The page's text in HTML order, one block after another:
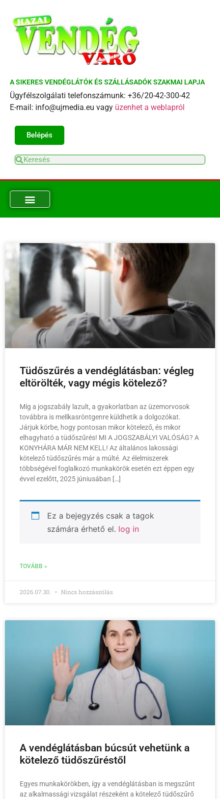
A SIKERES VENDÉGLÁTÓK ÉS SZÁLLÁSADÓK SZAKMAI LAPJA
Ügyfélszolgálati telefonszámunk: +36/20-42-300-42
E-mail: info@ujmedia.eu vagy üzenhet a weblapról
Belépés
Tüdőszűrés a vendéglátásban: végleg
eltörölték, vagy mégis kötelező?
Míg a jogszabály lazult, a gyakorlatban az üzemorvosok
továbbra is mellkasröntgenre küldhetik a dolgozókat.
Járjuk körbe, hogy pontosan mikor kötelező, és mikor
elhagyható a tüdőszűrés! MI A JOGSZABÁLYI VALÓSÁG? A
KONYHÁRA MÁR NEM KELL! Az általános lakossági
kötelező tüdőszűrés már a múlté. Az élelmiszerek
többségével foglalkozó munkakörök esetén ezt éppen egy
évvel ezelőtt, 2025 júniusában […]
Ez a bejegyzés csak a tagok
számára érhető el. log in
TOVÁBB »
2026.07.30. Nincs hozzászólás
A vendéglátásban búcsút vehetünk a
kötelező tüdőszűréstől
Egyes munkakörökben, így a vendéglátásban is megszűnt
az alkalmassági vizsgálat részeként a kötelező tüdőszűrő